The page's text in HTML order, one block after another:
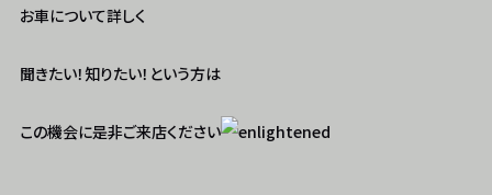
お車について詳しく
聞きたい！知りたい！という方は
この機会に是非ご来店ください